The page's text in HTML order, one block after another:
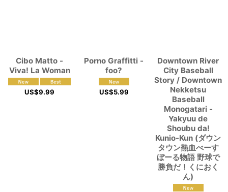
Cibo Matto -
Viva! La Woman
US$9.99
Porno Graffitti -
foo?
US$5.99
Downtown River
City Baseball
Story / Downtown
Nekketsu
Baseball
Monogatari -
Yakyuu de
Shoubu da!
Kunio-Kun (ダウン
タウン熱血べーす
ぼーる物語 野球で
勝負だ！くにおく
ん)